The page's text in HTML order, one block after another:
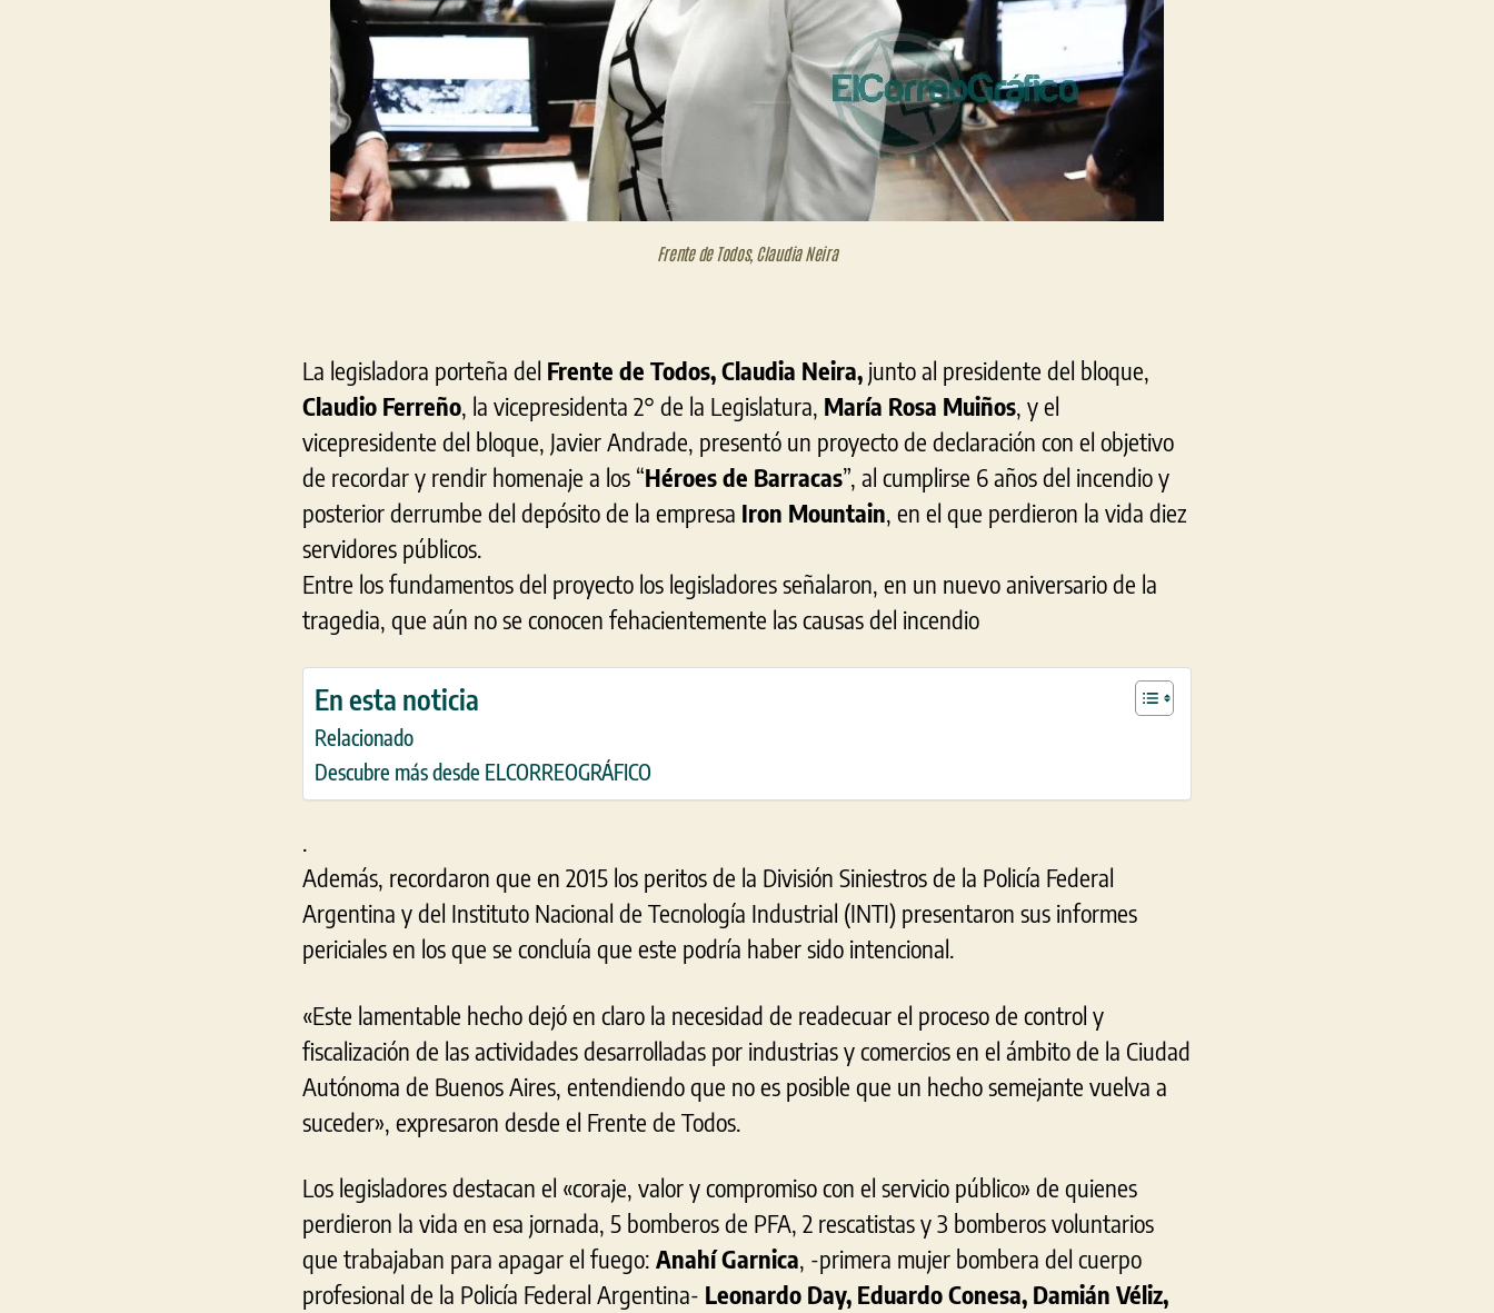
Frente de Todos, Claudia Neira
La legisladora porteña del Frente de Todos, Claudia Neira, junto al presidente del bloque,
Claudio Ferreño , la vicepresidenta 2° de la Legislatura, María Rosa Muiños , y el
vicepresidente del bloque, Javier Andrade, presentó un proyecto de declaración con el objetivo
de recordar y rendir homenaje a los “Héroes de Barracas”, al cumplirse 6 años del incendio y
posterior derrumbe del depósito de la empresa Iron Mountain , en el que perdieron la vida diez
servidores públicos.
Entre los fundamentos del proyecto los legisladores señalaron, en un nuevo aniversario de la
tragedia, que aún no se conocen fehacientemente las causas del incendio
En esta noticia
Relacionado
Descubre más desde ELCORREOGRÁFICO
.
Además, recordaron que en 2015 los peritos de la División Siniestros de la Policía Federal
Argentina y del Instituto Nacional de Tecnología Industrial (INTI) presentaron sus informes
periciales en los que se concluía que este podría haber sido intencional.
«Este lamentable hecho dejó en claro la necesidad de readecuar el proceso de control y
fiscalización de las actividades desarrolladas por industrias y comercios en el ámbito de la Ciudad
Autónoma de Buenos Aires, entendiendo que no es posible que un hecho semejante vuelva a
suceder», expresaron desde el Frente de Todos.
Los legisladores destacan el «coraje, valor y compromiso con el servicio público» de quienes
perdieron la vida en esa jornada, 5 bomberos de PFA, 2 rescatistas y 3 bomberos voluntarios
que trabajaban para apagar el fuego: Anahí Garnica, -primera mujer bombera del cuerpo
profesional de la Policía Federal Argentina- Leonardo Day, Eduardo Conesa, Damián Véliz,